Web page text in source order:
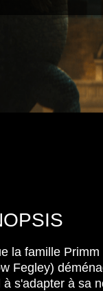
la famille
Fegley)
à s'adapter à sa